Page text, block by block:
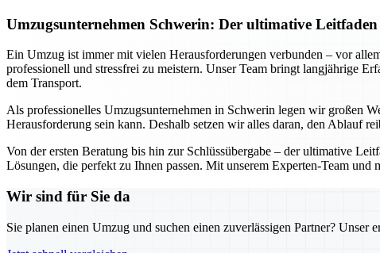
Umzugsunternehmen Schwerin: Der ultimative
Ein Umzug ist immer mit vielen Herausforderungen verbunden – vor
professionell und stressfrei zu meistern. Unser Team bringt langjährige
dem Transport.
Als professionelles Umzugsunternehmen in Schwerin legen wir großen
Herausforderung sein kann. Deshalb setzen wir alles daran, den Ablauf
Von der ersten Beratung bis hin zur Schlüssübergabe – der ultimative
Lösungen, die perfekt zu Ihnen passen. Mit unserem Experten-Team
Wir sind für Sie da
Sie planen einen Umzug und suchen einen zuverlässigen Partner?